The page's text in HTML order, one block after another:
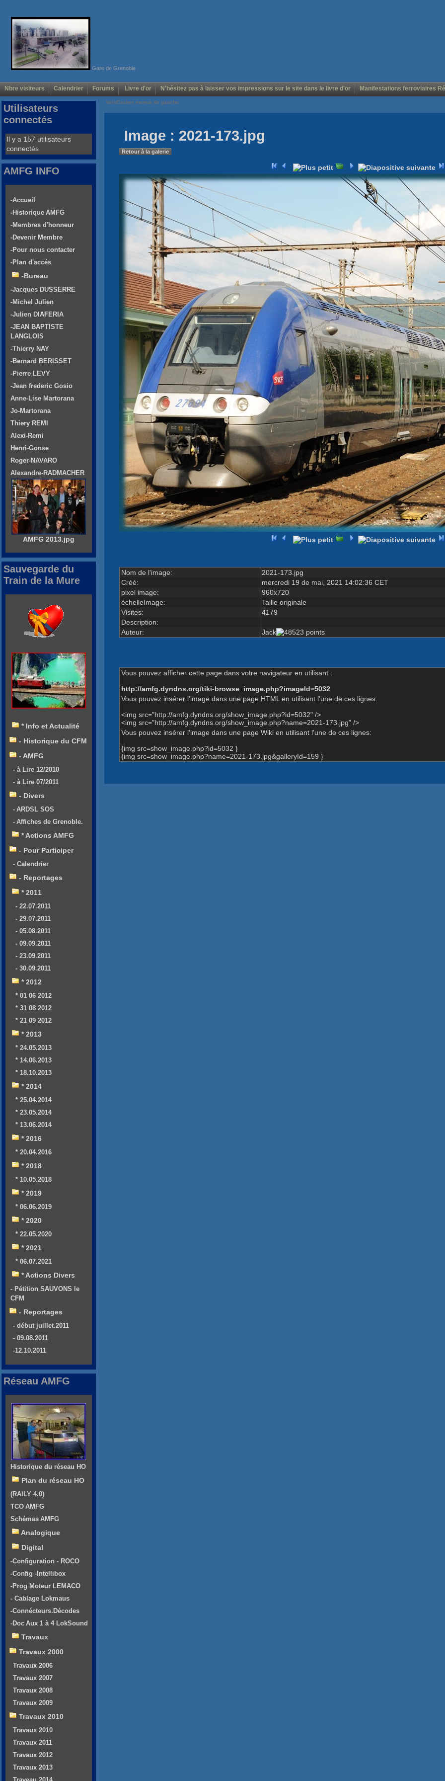
Gare de Grenoble
Nbre visiteurs Calendrier Forums Livre d'or N'hésitez pas à laisser vos impressions sur le site dans le livre d'or Manifestations ferroviaires
Voir/Cacher menus de gauche
Image : 2021-173.jpg
Retour à la galerie
Nom de l'image:
2021-173.jpg
Créé:
mercredi 19 de mai, 2021 14:02:36 CET
pixel image:
960x720
échelleImage:
Taille originale
Visites:
4179
Description:
Auteur:
Jack
Vous pouvez afficher cette page dans votre navigateur en utilisant :
http://amfg.dyndns.org/tiki-browse_image.php?imageId=5032
Vous pouvez insérer l'image dans une page HTML en utilisant l'une de ces lignes:
<img src="http://amfg.dyndns.org/show_image.php?id=5032" />
<img src="http://amfg.dyndns.org/show_image.php?name=2021-173.jpg" />
Vous pouvez insérer l'image dans une page Wiki en utilisant l'une de ces lignes:
{img src=show_image.php?id=5032 }
{img src=show_image.php?name=2021-173.jpg&galleryId=159 }
Utilisateurs
connectés
Il y a 157 utilisateurs
connectés
AMFG INFO
-Accueil
-Historique AMFG
-Membres d'honneur
-Devenir Membre
-Pour nous contacter
-Plan d'accés
-Bureau
-Jacques DUSSERRE
-Michel Julien
-Julien DIAFERIA
-JEAN BAPTISTE
LANGLOIS
-Thierry NAY
-Bernard BERISSET
-Pierre LEVY
-Jean frederic Gosio
Anne-Lise Martorana
Jo-Martorana
Thiery REMI
Alexi-Remi
Henri-Gonse
Roger-NAVARO
Alexandre-RADMACHER
AMFG 2013.jpg
Sauvegarde du
Train de la Mure
* Info et Actualité
- Historique du CFM
- AMFG
- à Lire 12/2010
- à Lire 07/2011
- Divers
- ARDSL SOS
- Affiches de Grenoble.
* Actions AMFG
- Pour Participer
- Calendrier
- Reportages
* 2011
- 22.07.2011
- 29.07.2011
- 05.08.2011
- 09.09.2011
- 23.09.2011
- 30.09.2011
* 2012
* 01 06 2012
* 31 08 2012
* 21 09 2012
* 2013
* 24.05.2013
* 14.06.2013
* 18.10.2013
* 2014
* 25.04.2014
* 23.05.2014
* 13.06.2014
* 2016
* 20.04.2016
* 2018
* 10.05.2018
* 2019
* 06.06.2019
* 2020
* 22.05.2020
* 2021
* 06.07.2021
* Actions Divers
- Pétition SAUVONS le
CFM
- Reportages
- début juillet.2011
- 09.08.2011
-12.10.2011
Réseau AMFG
Historique du réseau HO
Plan du réseau HO
(RAILY 4.0)
TCO AMFG
Schémas AMFG
Analogique
Digital
-Configuration - ROCO
-Config -Intellibox
-Prog Moteur LEMACO
- Cablage Lokmaus
-Connécteurs.Décodes
-Doc Aux 1 à 4 LokSound
Travaux
Travaux 2000
Travaux 2006
Travaux 2007
Travaux 2008
Travaux 2009
Travaux 2010
Travaux 2010
Travaux 2011
Travaux 2012
Travaux 2013